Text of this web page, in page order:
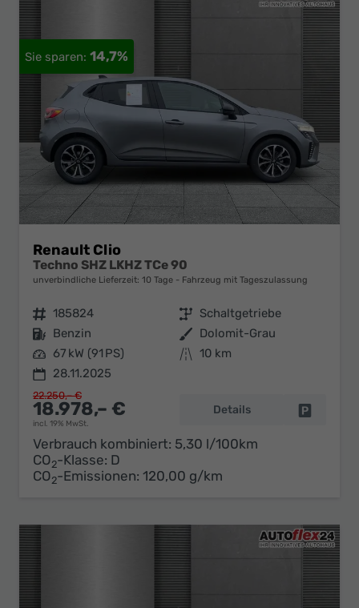
14,7%
Renault Clio
Techno SHZ LKHZ TCe 90
unverbindliche Lieferzeit: 10 Tage Fahrzeug mit Tageszulassung
Fahrzeugnr. 185824 Getriebe Schaltgetriebe
Kraftstoff Benzin Außenfarbe Dolomit-Grau
Leistung 67 kW (91 PS) Kilometerstand 10 km
28.11.2025
18.978,– €
incl. 19% MwSt.
22.250,– €
Details
Verbrauch kombiniert: 5,30 l/100km
CO2-Klasse: D
CO2-Emissionen: 120,00 g/km